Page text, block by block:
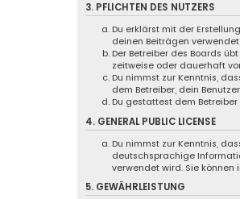
3. PFLICHTEN DES NUTZERS
Du erklärst mit der
deinen Beiträgen
Der Betreiber des Boards
zeitweise oder dauerhaft
Du nimmst zur Kenntnis,
dem Betreiber, dein
Du gestattest dem
4. GENERAL PUBLIC LICENSE
Du nimmst zur Kenntnis,
deutschsprachige
verwendet wird. Sie
5. GEWÄHRLEISTUNG